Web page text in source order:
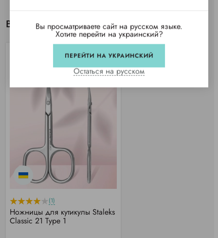
Вы просматривали
(1)
Ножницы для кутикулы Staleks
Classic 21 Type 1
Вы просматриваете сайт на русском языке.
Хотите перейти на украинский?
ПЕРЕЙТИ НА УКРАИНСКИЙ
Остаться на русском